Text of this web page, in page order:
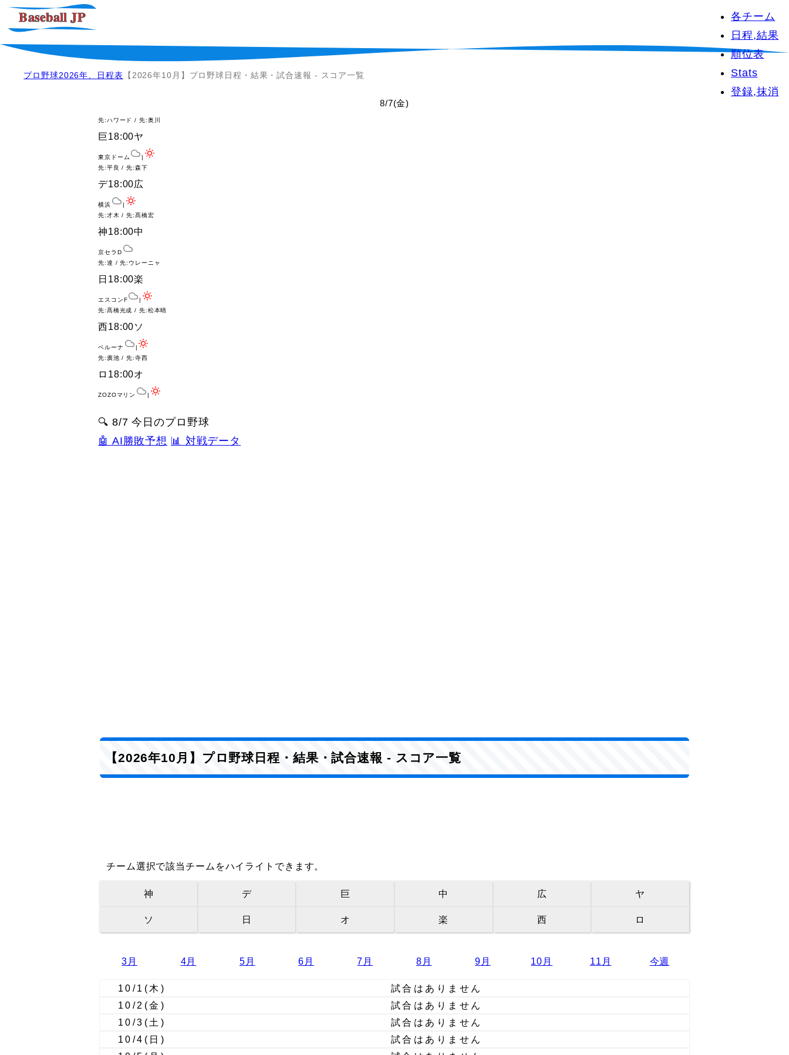
各チーム
日程,結果
順位表
Stats
登録,抹消
プロ野球2026年、日程表 【2026年10月】プロ野球日程・結果・試合速報 - スコア一覧
8/7(金)
先:ハワード / 先:奥川
巨18:00ヤ
東京ドーム
|
先:平良 / 先:森下
デ18:00広
横浜
|
先:才木 / 先:髙橋宏
神18:00中
京セラD
先:達 / 先:ウレーニャ
日 18:00楽
エスコンF
|
先:髙橋光成 / 先:松本晴
西18:00ソ
ベルーナ
|
先:廣池 / 先:寺西
ロ 18:00オ
ZOZOマリン |
🔍 8/7 今日のプロ野球
🤖 AI勝敗予想 📊 対戦データ
【2026年10月】プロ野球日程・結果・試合速報 - スコア一覧
チーム選択で該当チームをハイライトできます。
神 デ 巨 中 広 ヤ
ソ 日 オ 楽 西 ロ
3月 4月 5月 6月 7月 8月 9月 10月 11月 今週
10/1 (木)
試合はありません
10/2 (金)
試合はありません
10/3 (土)
試合はありません
10/4 (日)
試合はありません